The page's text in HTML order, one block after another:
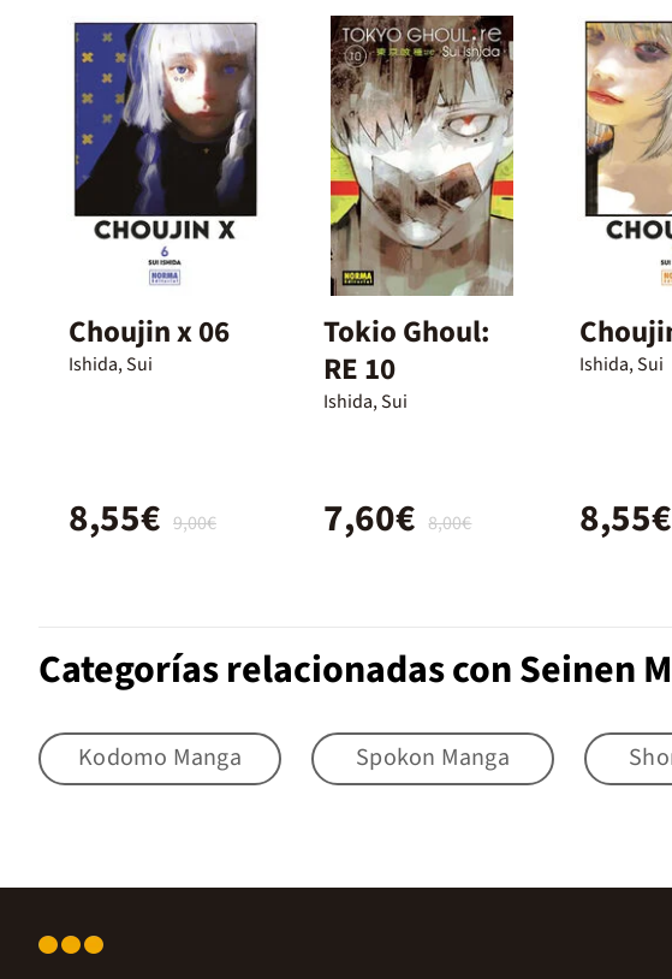
Choujin x 06
Ishida, Sui
9,00€
8,55€
Tokio Ghoul:
RE 10
Ishida, Sui
8,00€
7,60€
Ishida, Sui
8,55€
Categorías relacionadas con Seinen
Kodomo Manga Spokon Manga